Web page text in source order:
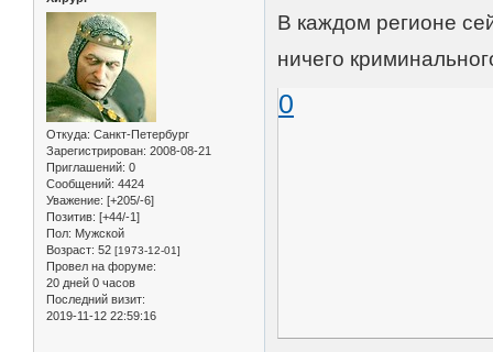
Откуда: Санкт-Петербург
Зарегистрирован: 2008-08-21
Приглашений: 0
Сообщений: 4424
Уважение: [+205/-6]
Позитив: [+44/-1]
Пол: Мужской
Возраст: 52 [1973-12-01]
Провел на форуме:
20 дней 0 часов
Последний визит:
2019-11-12 22:59:16
В каждом регионе
ничего
0